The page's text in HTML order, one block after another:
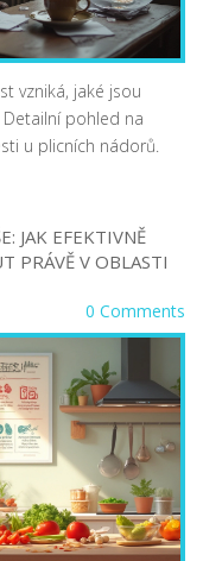
vzniká, jaké jsou
pohled na
u plicních nádorů.
JAK EFEKTIVNĚ
PRÁVĚ V OBLASTI
0 Comments